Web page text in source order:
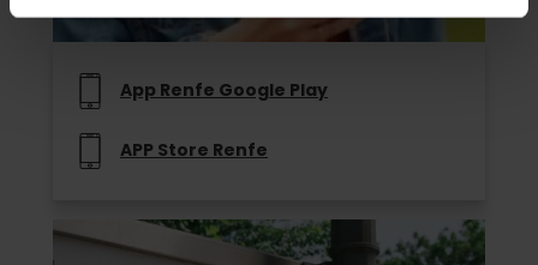
App Renfe Google Play
APP Store Renfe